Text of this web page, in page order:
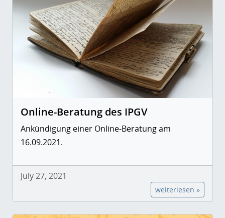
Online-Beratung des IPGV
Ankündigung einer Online-Beratung am
16.09.2021.
July 27, 2021
weiterlesen »